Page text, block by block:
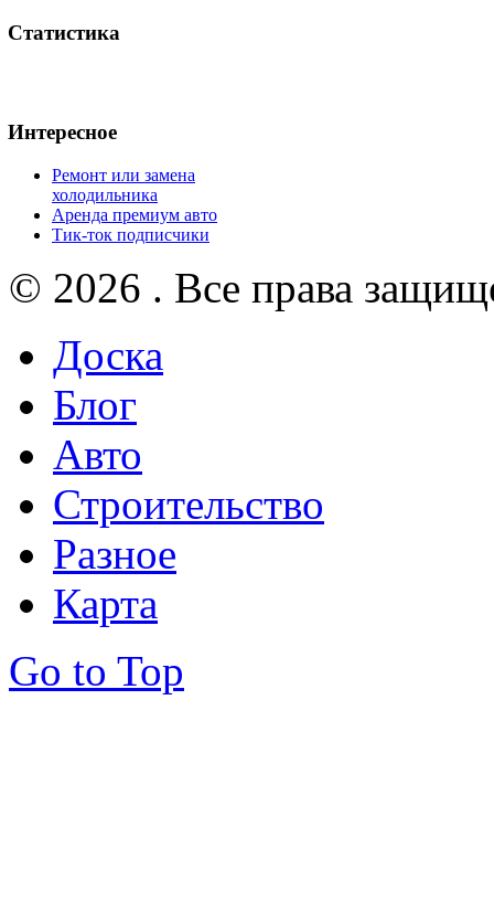
Статистика
Интересное
Ремонт или замена
холодильника
Аренда премиум авто
Тик-ток подписчики
© 2026 . Все права
Доска
Блог
Авто
Строительство
Разное
Карта
Go to Top